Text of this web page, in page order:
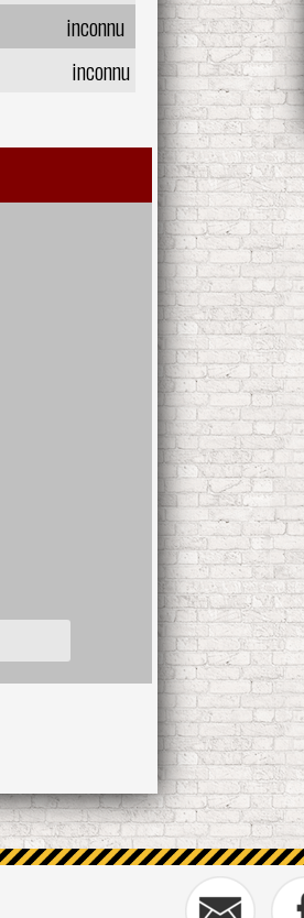
inconnu
inconnu